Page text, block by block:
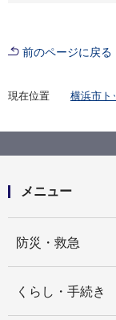
前のページに戻る
現在位置 横浜市ト
【終了
公害診療
メニュー
防災・救急
くらし・手続き